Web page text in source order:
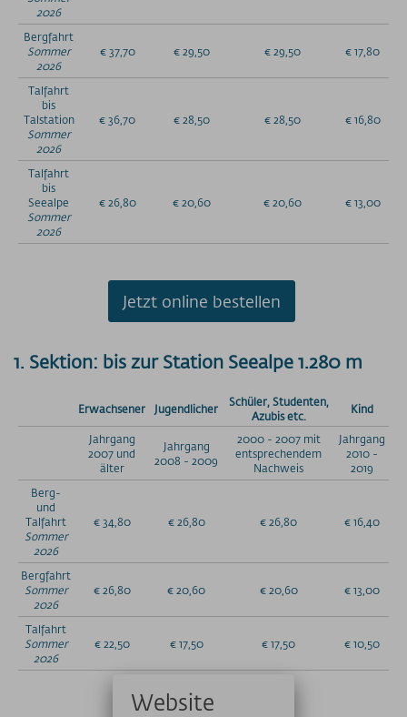
2026
Bergfahrt
Sommer
2026
€ 37,70 € 29,50 € 29,50 € 17,80
Talfahrt
bis
Talstation
Sommer
2026
€ 36,70 € 28,50 € 28,50 € 16,80
Talfahrt
bis
Seealpe
Sommer
2026
€ 26,80 € 20,60 € 20,60 € 13,00
Jetzt online bestellen
1. Sektion: bis zur Station Seealpe 1.280 m
Erwachsener Jugendlicher
Schüler, Studenten,
Azubis etc.
Kind
Jahrgang
2007 und
älter
Jahrgang
2008 - 2009
2000 - 2007 mit
entsprechendem
Nachweis
Jahrgang
2010 -
2019
Berg-
und
Talfahrt
Sommer
2026
€ 34,80 € 26,80 € 26,80 € 16,40
Bergfahrt
Sommer
2026
€ 26,80 € 20,60 € 20,60 € 13,00
Talfahrt
Sommer
2026
€ 22,50 € 17,50 € 17,50 € 10,50
Website